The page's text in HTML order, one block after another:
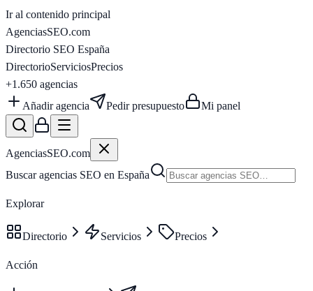
Ir al contenido principal
AgenciasSEO.com
Directorio SEO España
DirectorioServiciosPrecios
+1.650 agencias
Añadir agencia
Pedir presupuesto Mi panel
AgenciasSEO.com
Buscar agencias SEO en España
Explorar
Directorio Servicios Precios
Acción